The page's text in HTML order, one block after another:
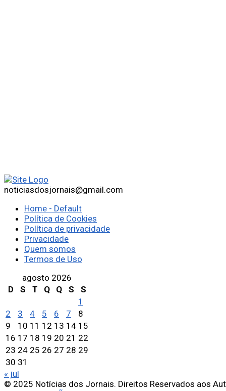
noticiasdosjornais@gmail.com
Home - Default
Política de Cookies
Política de privacidade
Privacidade
Quem somos
Termos de Uso
agosto 2026
D
S T Q Q S
S
1
2
3 4 5 6 7
8
9
10 11 12 13 14 15
16 17 18 19 20 21 22
23 24 25 26 27 28 29
30 31
« jul
© 2025 Notícias dos Jornais. Direitos Reservados aos